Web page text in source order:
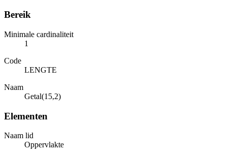
Bereik
Minimale cardinaliteit
1
Code
LENGTE
Naam
Getal(15,2)
Elementen
Naam lid
Oppervlakte